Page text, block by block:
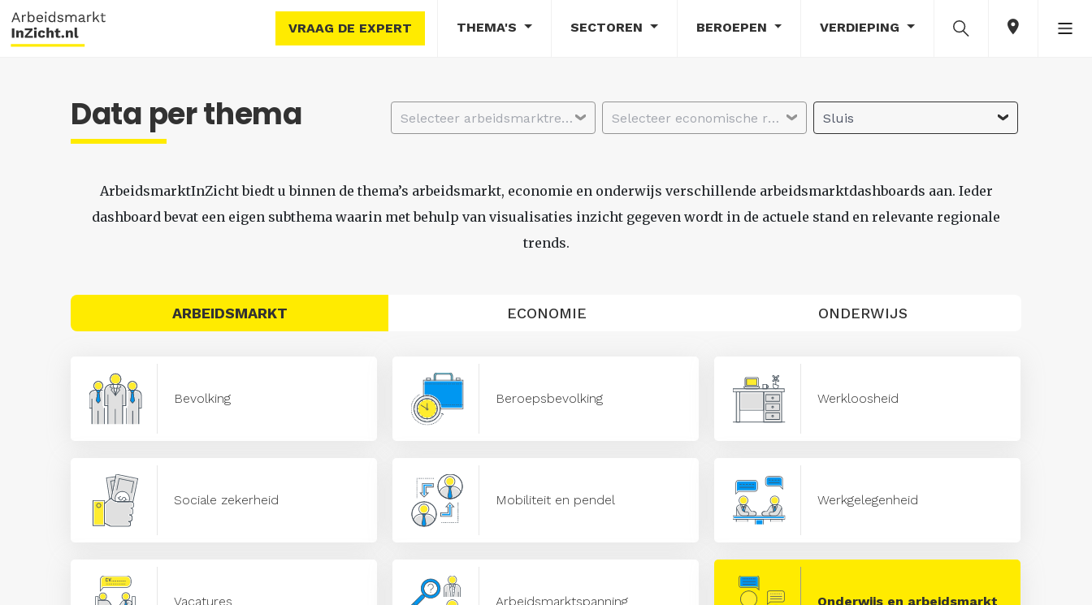
VRAAG DE EXPERT THEMA'S SECTOREN BEROEPEN VERDIEPING
Data per thema Selecteer arbeidsmarktregio Selecteer economische regio Sluis
ArbeidsmarktInZicht biedt u binnen de thema’s arbeidsmarkt, economie en onderwijs verschillende arbeidsmarktdashboards aan. Ieder
dashboard bevat een eigen subthema waarin met behulp van visualisaties inzicht gegeven wordt in de actuele stand en relevante regionale
trends.
ARBEIDSMARKT ECONOMIE ONDERWIJS
Bevolking Beroepsbevolking Werkloosheid
Sociale zekerheid Mobiliteit en pendel Werkgelegenheid
Vacatures Arbeidsmarktspanning Onderwijs en arbeidsmarkt